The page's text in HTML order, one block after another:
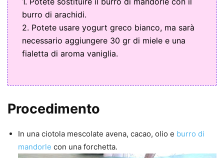
burro di arachidi.
2. Potete usare yogurt greco bianco, ma sarà
necessario aggiungere 30 gr di miele e una
fialetta di aroma vaniglia.
Procedimento
In una ciotola mescolate avena, cacao, olio e burro di
mandorle con una forchetta.